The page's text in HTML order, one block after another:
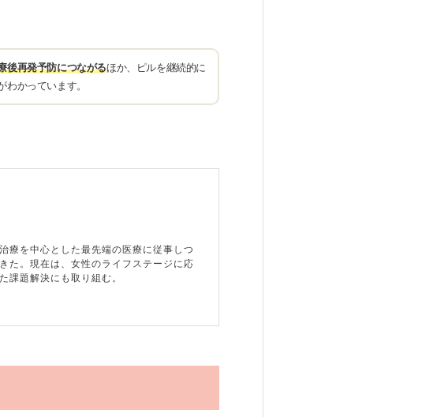
後再発予防につながるほか、ピルを継続的に
わかっています。
療を中心とした最先端の医療に従事しつ
た。現在は、女性のライフステージに応
課題解決にも取り組む。